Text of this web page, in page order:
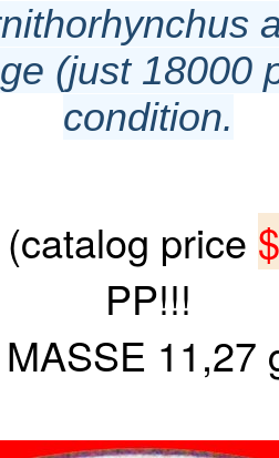
(just 18000
condition.
price
PP!!!
MASSE 11,27